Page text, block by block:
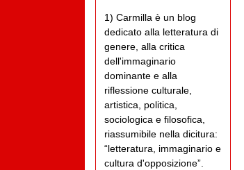
1) Carmilla è un blog
dedicato alla letteratura di
genere, alla critica
dell'immaginario
dominante e alla
riflessione culturale,
artistica, politica,
sociologica e filosofica,
riassumibile nella dicitura:
“letteratura, immaginario e
cultura d'opposizione”.